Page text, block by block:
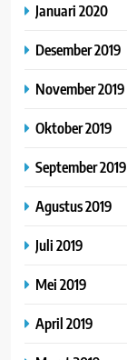
Januari 2020
Desember 2019
November 2019
Oktober 2019
September 2019
Agustus 2019
Juli 2019
Mei 2019
April 2019